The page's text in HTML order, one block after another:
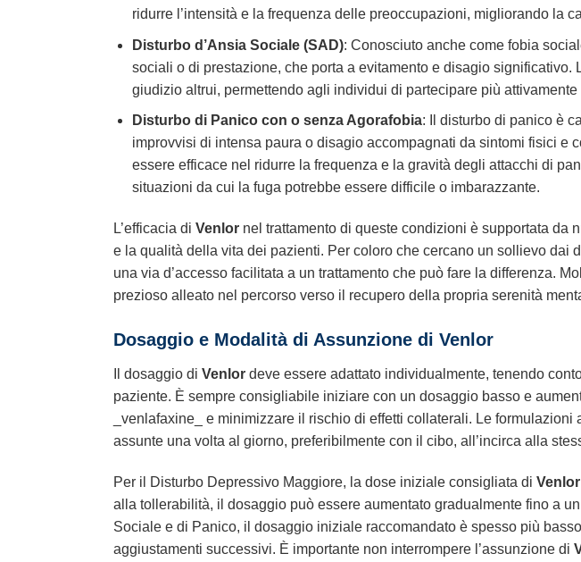
ridurre l’intensità e la frequenza delle preoccupazioni, migliorando la
Disturbo d’Ansia Sociale (SAD): Conosciuto anche come fobia
sociali o di prestazione, che porta a evitamento e disagio
giudizio altrui, permettendo agli individui di partecipare più
Disturbo di Panico con o senza Agorafobia: Il disturbo di panico è
improvvisi di intensa paura o disagio accompagnati da sintomi fisici e
essere efficace nel ridurre la frequenza e la gravità degli attacchi di
situazioni da cui la fuga potrebbe essere difficile o imbarazzante.
L’efficacia di Venlor nel trattamento di queste condizioni è supportata da
e la qualità della vita dei pazienti. Per coloro che cercano un sollievo dai
una via d’accesso facilitata a un trattamento che può fare la differenza.
prezioso alleato nel percorso verso il recupero della propria serenità
Dosaggio e Modalità di Assunzione di Venlor
Il dosaggio di Venlor deve essere adattato individualmente, tenendo
paziente. È sempre consigliabile iniziare con un dosaggio basso e
_venlafaxine_ e minimizzare il rischio di effetti collaterali. Le formulazioni
assunte una volta al giorno, preferibilmente con il cibo, all’incirca alla
Per il Disturbo Depressivo Maggiore, la dose iniziale consigliata di Venlor
alla tollerabilità, il dosaggio può essere aumentato gradualmente fino a
Sociale e di Panico, il dosaggio iniziale raccomandato è spesso più
aggiustamenti successivi. È importante non interrompere l’assunzione di